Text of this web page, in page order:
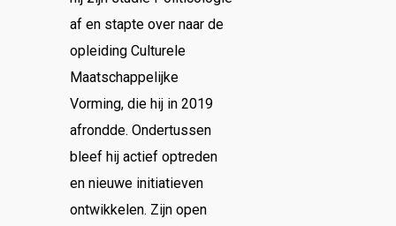
af en stapte over naar de
opleiding Culturele
Maatschappelijke
Vorming, die hij in 2019
afrondde. Ondertussen
bleef hij actief optreden
en nieuwe initiatieven
ontwikkelen. Zijn open